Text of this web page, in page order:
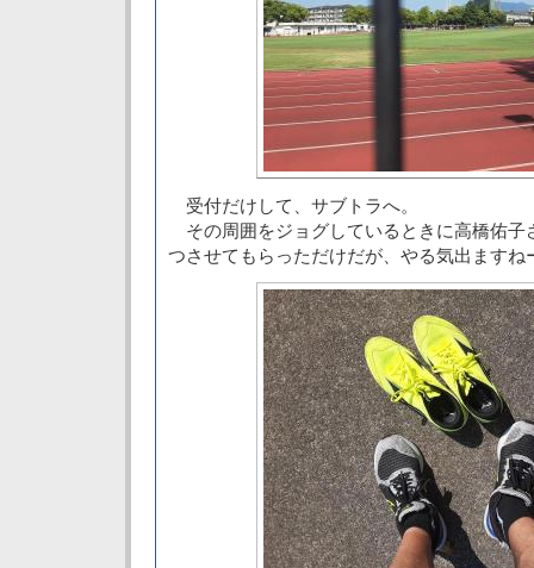
受付だけして、サブトラへ。
その周囲をジョグしているときに高橋佑子
つさせてもらっただけだが、やる気出ますね